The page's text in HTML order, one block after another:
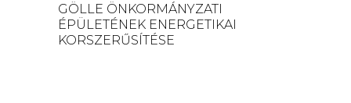
GÖLLE ÖNKORMÁNYZATI
ÉPÜLETÉNEK ENERGETIKAI
KORSZERŰSÍTÉSE